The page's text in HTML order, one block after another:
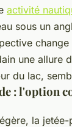
activité
sous un
une allure
du lac,
: l'option
la